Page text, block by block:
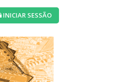
INICIAR SESSÃO